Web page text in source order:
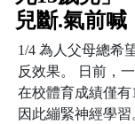
兒斷.氣前喊
1/4 為人父母總希
反效果。 日前，
在校體育成績僅
因此繃緊神經學